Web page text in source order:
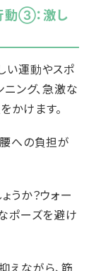
動③：激し
い運動やスポ
ニング、急激な
かけます。
への負担が
うか？ウォー
ポーズを避け